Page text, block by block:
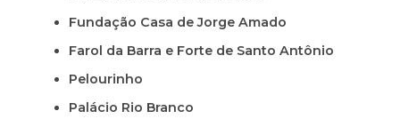
Fundação Casa de Jorge Amado
Farol da Barra e Forte de Santo Antônio
Pelourinho
Palácio Rio Branco